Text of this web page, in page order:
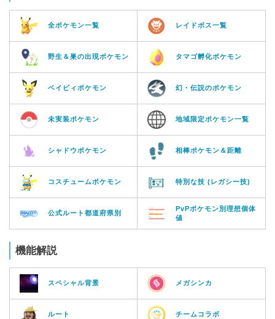
全ポケモン一覧 レイドボス一覧
野生＆巣の出現ポケモン タマゴ孵化ポケモン
ベイビィポケモン 幻・伝説のポケモン
未実装ポケモン 地域限定ポケモン一覧
シャドウポケモン 相棒ポケモン＆距離
コスチュームポケモン 特別な技 (レガシー技)
公式ルート都道府県別
PvPポケモン別理想個体
値
機能解説
スペシャル背景 メガシンカ
ルート チームコラボ